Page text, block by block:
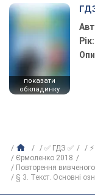
показати
обкладинку
Рік:
✅ ГДЗ ✅
Єрмоленко 2018
Повторення
§ 3. Текст. Основні